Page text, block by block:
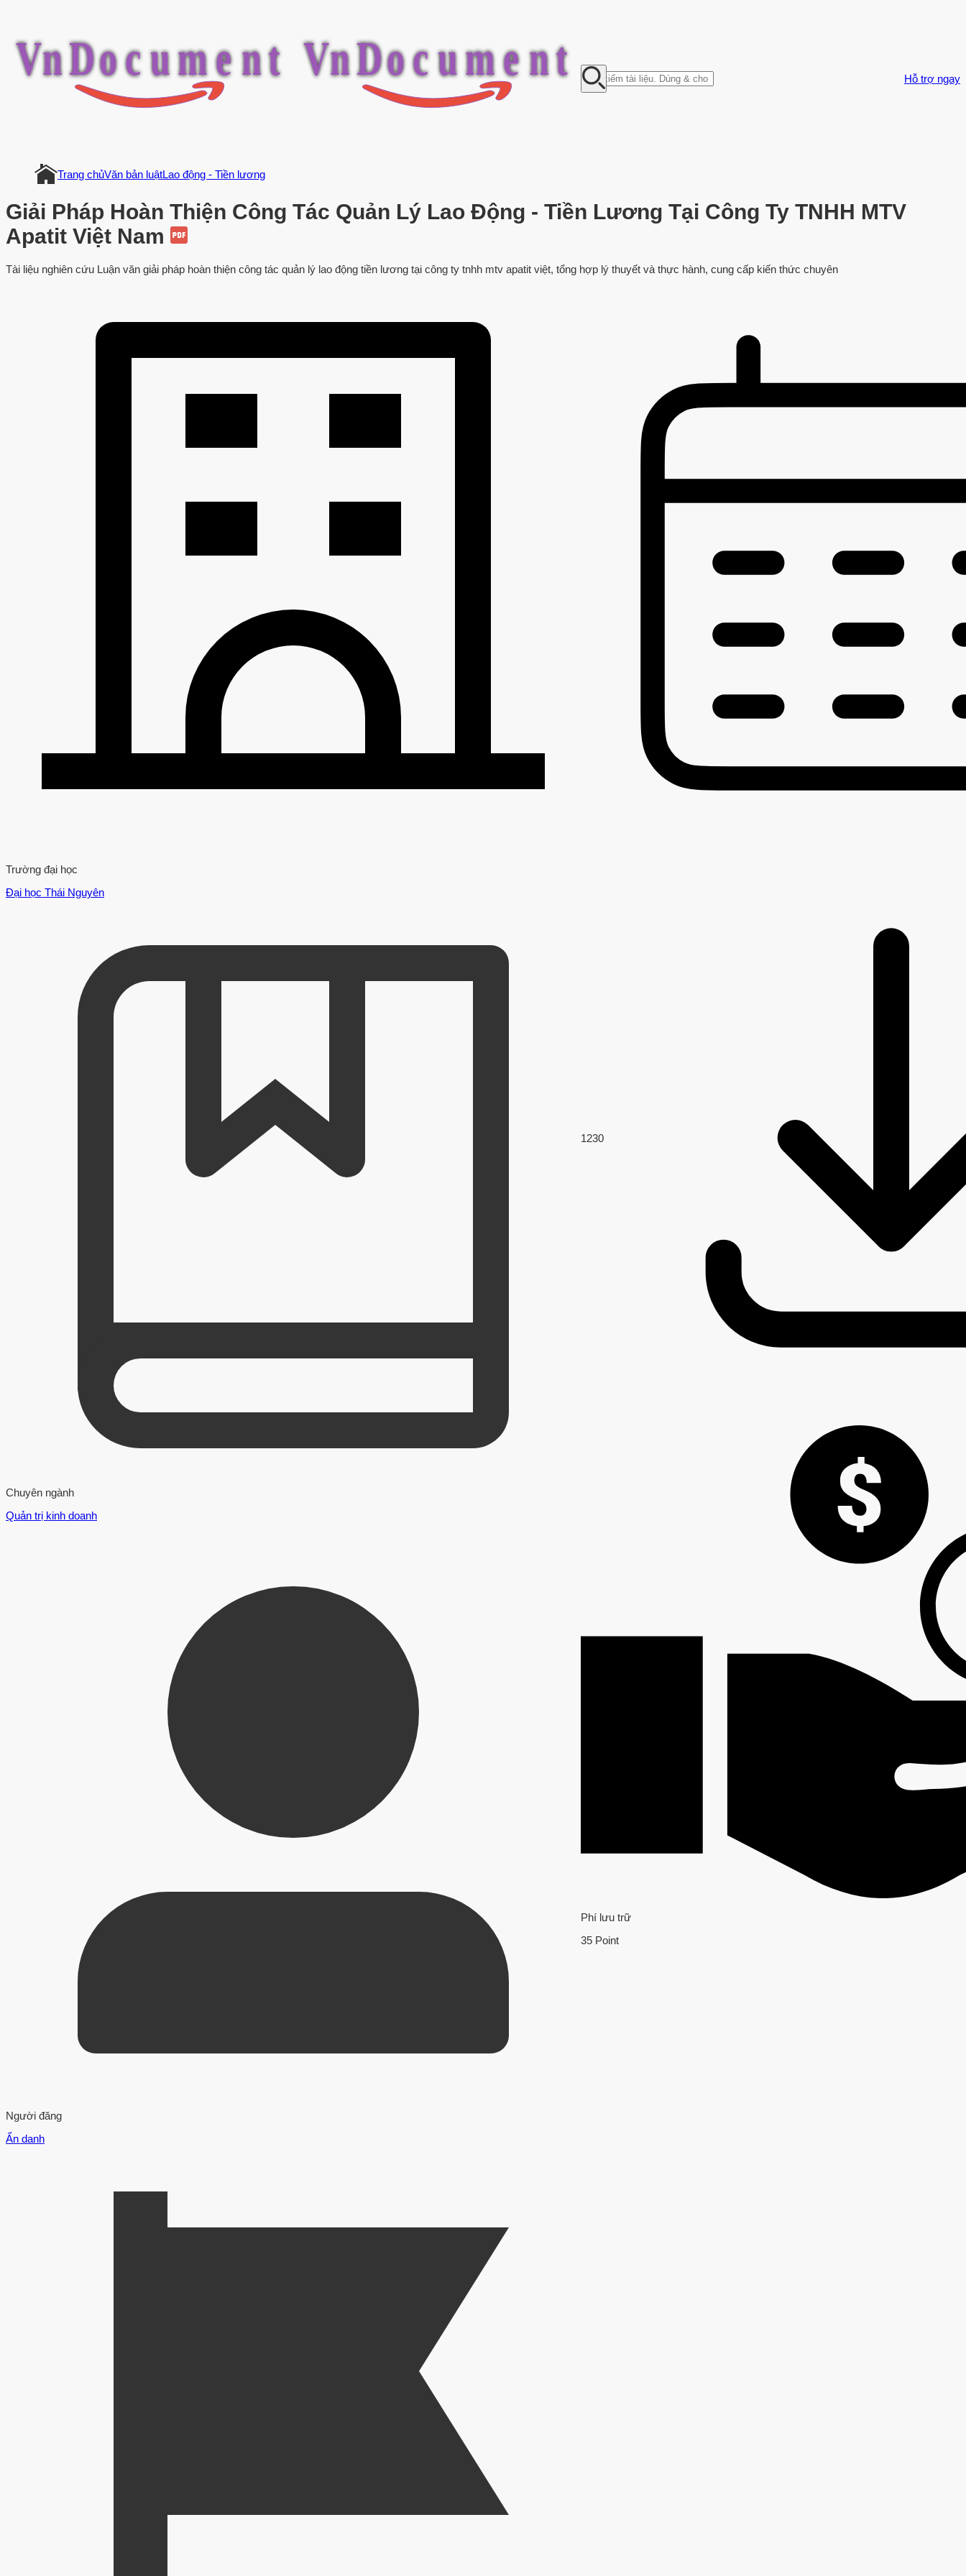
VnDocument VnDocument Hỗ trợ ngay
Trang chủVăn bản luậtLao động - Tiền lương
Giải Pháp Hoàn Thiện Công Tác Quản Lý Lao Động - Tiền Lương Tại Công Ty TNHH MTV
Apatit Việt Nam
Tài liệu nghiên cứu Luận văn giải pháp hoàn thiện công tác quản lý lao động tiền lương tại công ty tnhh mtv apatit việt, tổng hợp lý thuyết và thực hành, cung cấp kiến thức chuyên
Trường đại học
Đại học Thái Nguyên
Chuyên ngành
Quản trị kinh doanh
Người đăng
Ẩn danh
1230
Phí lưu trữ
35 Point